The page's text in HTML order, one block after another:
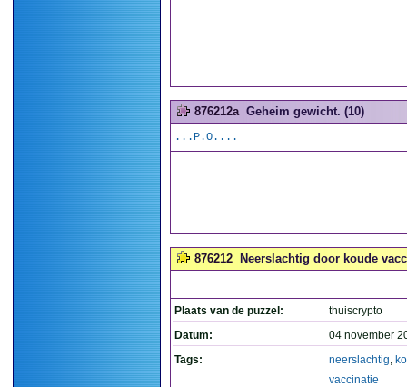
876212a Geheim gewicht. (10)
...P.O....
876212 Neerslachtig door koude
Plaats van de puzzel:
thuiscrypto
Datum:
04 november
Tags:
neerslachtig,
vaccinatie